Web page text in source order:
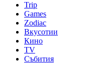
Trip
Games
Zodiac
Вкусотии
Кино
TV
Събития